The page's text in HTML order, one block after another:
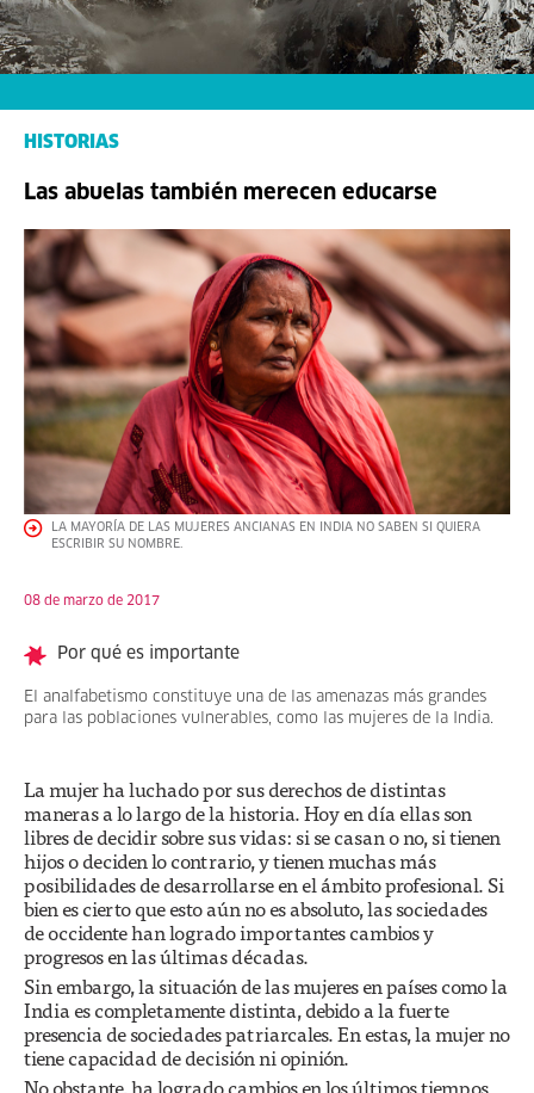
HISTORIAS
Las abuelas también merecen educarse
LA MAYORÍA DE LAS MUJERES ANCIANAS EN INDIA NO SABEN SI QUIERA
ESCRIBIR SU NOMBRE.
08 de marzo de 2017
Por qué es importante
El analfabetismo constituye una de las amenazas más grandes
para las poblaciones vulnerables, como las mujeres de la India.
La mujer ha luchado por sus derechos de distintas
maneras a lo largo de la historia. Hoy en día ellas son
libres de decidir sobre sus vidas: si se casan o no, si tienen
hijos o deciden lo contrario, y tienen muchas más
posibilidades de desarrollarse en el ámbito profesional. Si
bien es cierto que esto aún no es absoluto, las sociedades
de occidente han logrado importantes cambios y
progresos en las últimas décadas.
Sin embargo, la situación de las mujeres en países como la
India es completamente distinta, debido a la fuerte
presencia de sociedades patriarcales. En estas, la mujer no
tiene capacidad de decisión ni opinión.